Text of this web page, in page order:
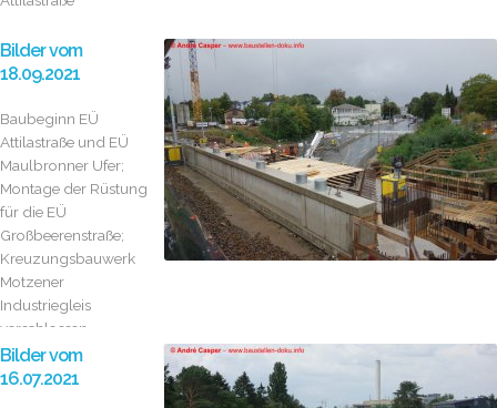
Bilder vom
18.09.2021
Baubeginn EÜ
Attilastraße und EÜ
Maulbronner Ufer;
Montage der Rüstung
für die EÜ
Großbeerenstraße;
Kreuzungsbauwerk
Motzener
Industriegleis
verschlossen...
Bilder vom
16.07.2021